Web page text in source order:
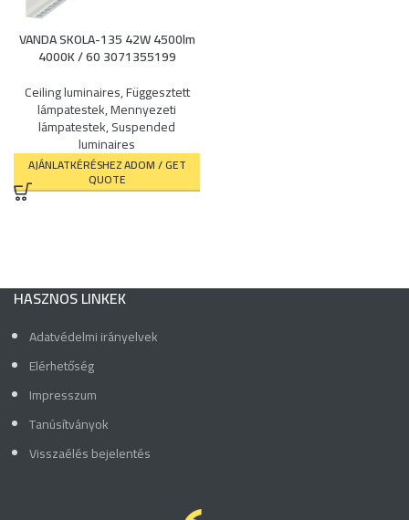
VANDA SKOLA-135 42W 4500lm
4000K / 60 3071355199
Ceiling luminaires,Függesztett
lámpatestek,Mennyezeti
lámpatestek,Suspended
luminaires
AJÁNLATKÉRÉSHEZ ADOM / GET
QUOTE
HASZNOS LINKEK
Adatvédelmi irányelvek
Elérhetőség
Impresszum
Tanúsítványok
Visszaélés bejelentés